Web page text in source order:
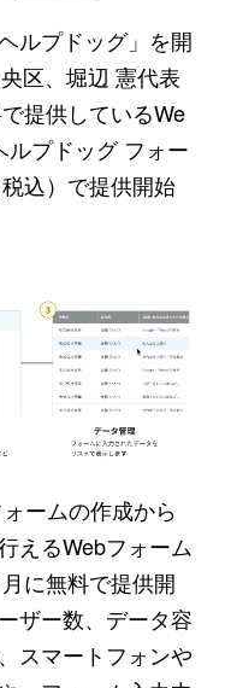
ルプドッグ」を開
区、堀辺 憲代表
提供しているWe
プドッグ フォー
込）で提供開始
ームの作成から
えるWebフォーム
に無料で提供開
ザー数、データ容
スマートフォンや